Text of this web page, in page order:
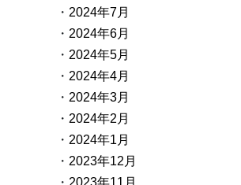
2024年7月
2024年6月
2024年5月
2024年4月
2024年3月
2024年2月
2024年1月
2023年12月
2023年11月